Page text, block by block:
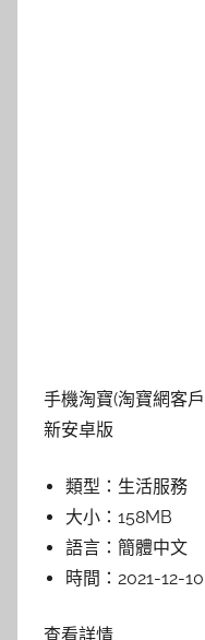
手機淘寶(淘寶網客
新安卓版
類型： 生活服務
大小： 158MB
語言： 簡體中文
時間： 2021-12-10
查看詳情